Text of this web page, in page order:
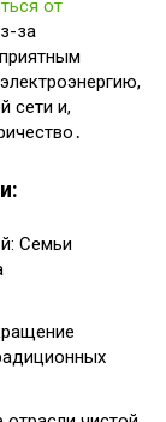
от
за
сети и,
Семьи